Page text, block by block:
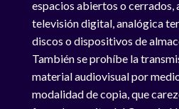
espacios abiertos o cerrados,
televisión digital, analógica
discos o dispositivos de
También se prohíbe la
material audiovisual por
modalidad de copia, que